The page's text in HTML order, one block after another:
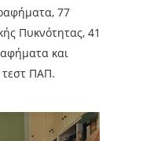
77
Πυκνότητας, 41
και
τεστ ΠΑΠ.